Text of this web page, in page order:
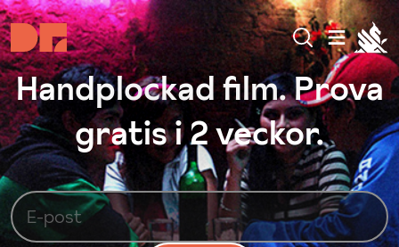
Handplockad film. Prova
gratis i 2 veckor.